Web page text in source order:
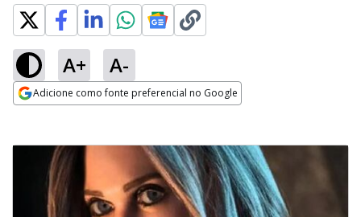
A+ A-
Adicione como fonte preferencial no Google